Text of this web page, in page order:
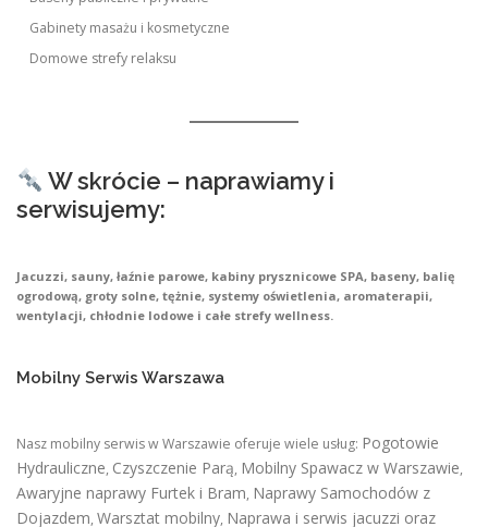
Gabinety masażu i kosmetyczne
Domowe strefy relaksu
W skrócie – naprawiamy i
serwisujemy:
Jacuzzi, sauny, łaźnie parowe, kabiny prysznicowe SPA, baseny, balię
ogrodową, groty solne, tężnie, systemy oświetlenia, aromaterapii,
wentylacji, chłodnie lodowe i całe strefy wellness.
Mobilny Serwis Warszawa
Nasz mobilny serwis w Warszawie oferuje wiele usług: Pogotowie
Hydrauliczne, Czyszczenie Parą, Mobilny Spawacz w Warszawie,
Awaryjne naprawy Furtek i Bram, Naprawy Samochodów z
Dojazdem, Warsztat mobilny, Naprawa i serwis jacuzzi oraz